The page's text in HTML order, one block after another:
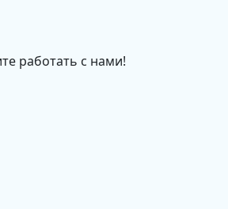
работать с нами!